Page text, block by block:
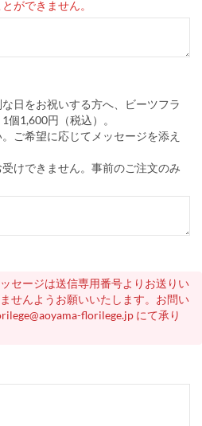
ができません。
日をお祝いする方へ、ビーツフラ
個1,600円（税込）。
ご希望に応じてメッセージを添え
けできません。事前のご注文のみ
セージは送信専用番号よりお送りい
せんようお願いいたします。お問い
florilege.jp にて承り